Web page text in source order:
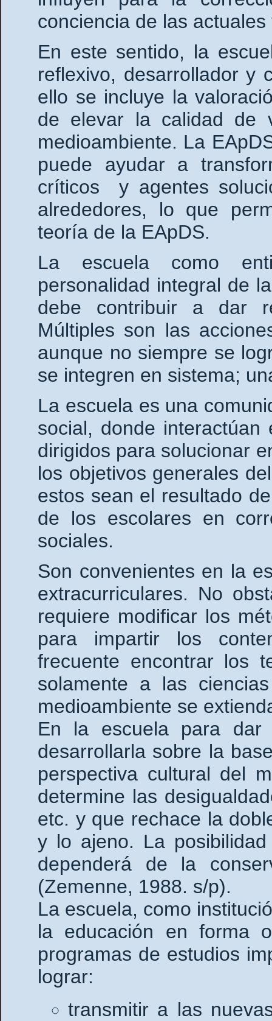
conciencia de las
En este sentido, la
reflexivo, desarrollador y
ello se incluye la
de elevar la calidad de
medioambiente. La
puede ayudar a
críticos y agentes
alrededores, lo que
teoría de la EApDS.
La escuela como
personalidad integral de
debe contribuir a dar
Múltiples son las
aunque no siempre se
se integren en sistema;
La escuela es una
social, donde
dirigidos para solucionar
los objetivos generales
estos sean el resultado
de los escolares en
sociales.
Son convenientes en la
extracurriculares. No
requiere modificar los
para impartir los
frecuente encontrar los
solamente a las
medioambiente se
En la escuela para dar
desarrollarla sobre la
perspectiva cultural del
determine las
etc. y que rechace la
y lo ajeno. La
dependerá de la
(Zemenne, 1988. s/p).
La escuela, como
la educación en forma
programas de estudios
lograr:
transmitir a las